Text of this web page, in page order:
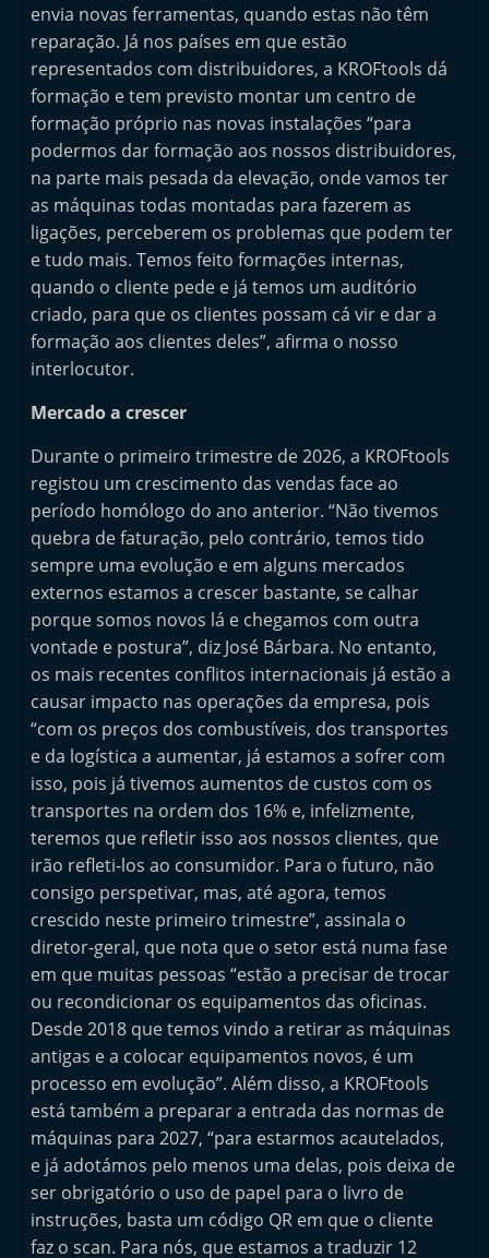
envia novas ferramentas, quando estas não têm
reparação. Já nos países em que estão
representados com distribuidores, a KROFtools dá
formação e tem previsto montar um centro de
formação próprio nas novas instalações “para
podermos dar formação aos nossos distribuidores,
na parte mais pesada da elevação, onde vamos ter
as máquinas todas montadas para fazerem as
ligações, perceberem os problemas que podem ter
e tudo mais. Temos feito formações internas,
quando o cliente pede e já temos um auditório
criado, para que os clientes possam cá vir e dar a
formação aos clientes deles”, afirma o nosso
interlocutor.
Mercado a crescer
Durante o primeiro trimestre de 2026, a KROFtools
registou um crescimento das vendas face ao
período homólogo do ano anterior. “Não tivemos
quebra de faturação, pelo contrário, temos tido
sempre uma evolução e em alguns mercados
externos estamos a crescer bastante, se calhar
porque somos novos lá e chegamos com outra
vontade e postura”, diz José Bárbara. No entanto,
os mais recentes conflitos internacionais já estão a
causar impacto nas operações da empresa, pois
“com os preços dos combustíveis, dos transportes
e da logística a aumentar, já estamos a sofrer com
isso, pois já tivemos aumentos de custos com os
transportes na ordem dos 16% e, infelizmente,
teremos que refletir isso aos nossos clientes, que
irão refleti-los ao consumidor. Para o futuro, não
consigo perspetivar, mas, até agora, temos
crescido neste primeiro trimestre”, assinala o
diretor-geral, que nota que o setor está numa fase
em que muitas pessoas “estão a precisar de trocar
ou recondicionar os equipamentos das oficinas.
Desde 2018 que temos vindo a retirar as máquinas
antigas e a colocar equipamentos novos, é um
processo em evolução”. Além disso, a KROFtools
está também a preparar a entrada das normas de
máquinas para 2027, “para estarmos acautelados,
e já adotámos pelo menos uma delas, pois deixa de
ser obrigatório o uso de papel para o livro de
instruções, basta um código QR em que o cliente
faz o scan. Para nós, que estamos a traduzir 12